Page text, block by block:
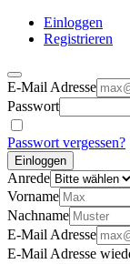
Einloggen
Registrieren
E-Mail Adresse
Passwort
Passwort vergessen?
Einloggen
Anrede
Vorname
Nachname
E-Mail Adresse
E-Mail Adresse